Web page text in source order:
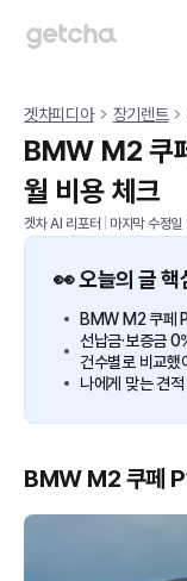
겟차피디아 장기렌트
BMW M2 쿠
월 비용 체크
겟차 AI 리포터 마지막 수정일
👀 오늘의 글 핵
BMW M2 쿠페
선납금·보증금
건수별로 비교했
나에게 맞는 견
BMW M2 쿠페